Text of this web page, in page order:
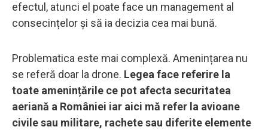
efectul, atunci el poate face un management al
consecințelor și să ia decizia cea mai bună.
Problematica este mai complexă. Amenințarea nu
se referă doar la drone. Legea face referire la
toate amenințările ce pot afecta securitatea
aeriană a României iar aici mă refer la avioane
civile sau militare, rachete sau diferite elemente